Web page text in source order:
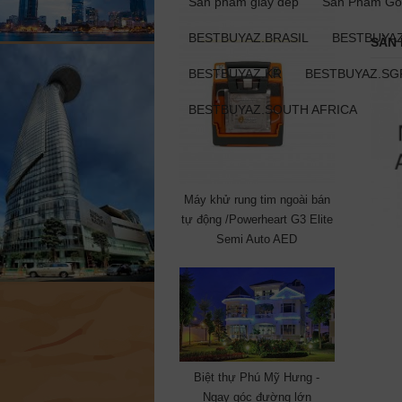
SẢN
Máy khử rung tim ngoài bán
tự động /Powerheart G3 Elite
Semi Auto AED
Biệt thự Phú Mỹ Hưng -
Ngay góc đường lớn
BESTBUYAZ.BRASIL
BESTBUYAZ.KR
BESTBUYAZ.SOUTH AFRICA